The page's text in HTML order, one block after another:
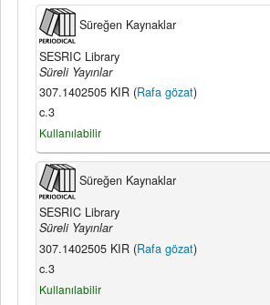
Süreğen Kaynaklar
SESRIC Library
Süreli Yayınlar
307.1402505 KIR (Rafa gözat)
c.3
Kullanılabilir
Süreğen Kaynaklar
SESRIC Library
Süreli Yayınlar
307.1402505 KIR (Rafa gözat)
c.3
Kullanılabilir